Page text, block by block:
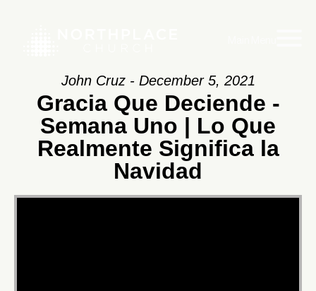
John Cruz - December 5, 2021
Gracia Que Deciende -
Semana Uno | Lo Que
Realmente Significa la
Navidad